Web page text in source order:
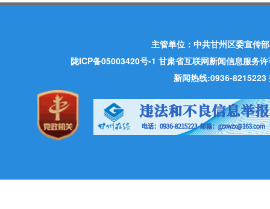
主管单位：中共甘州区委宣传
陇ICP备05003420号-1 甘肃省互联网新闻信息服务
新闻热线:0936-8215223